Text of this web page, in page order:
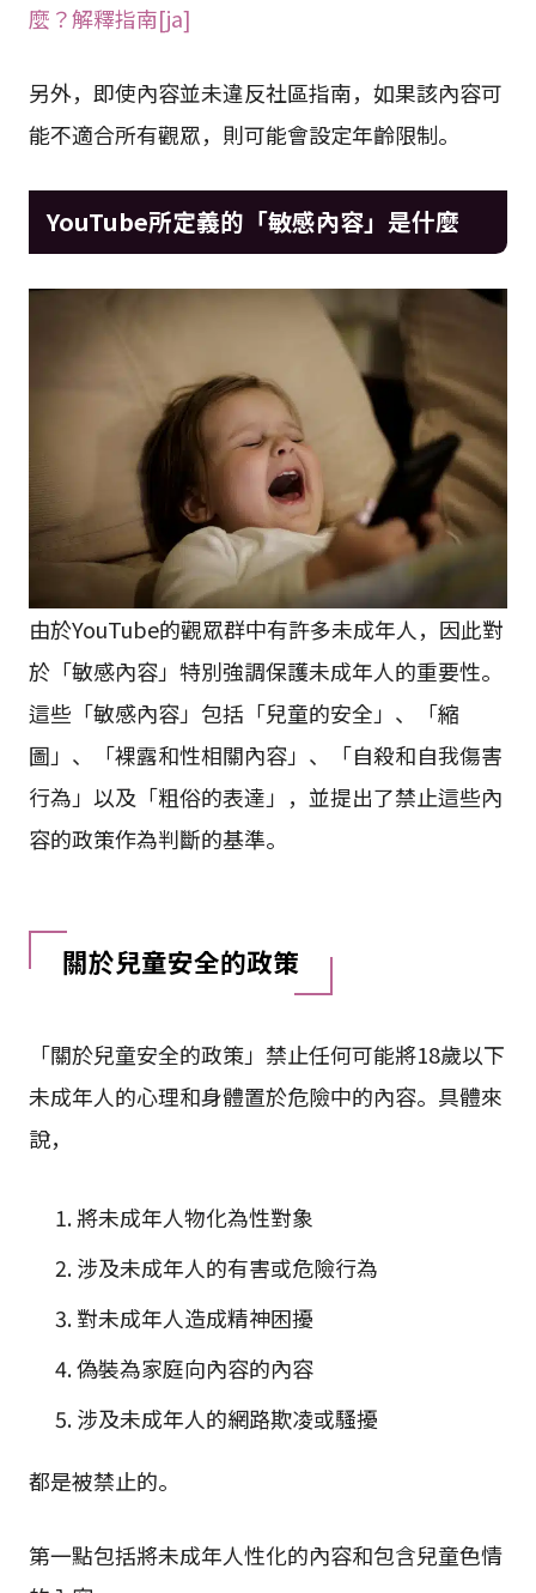
麼？解釋指南[ja]
另外，即使內容並未違反社區指南，如果該內容可
能不適合所有觀眾，則可能會設定年齡限制。
YouTube所定義的「敏感內容」是什麼
由於YouTube的觀眾群中有許多未成年人，因此對
於「敏感內容」特別強調保護未成年人的重要性。
這些「敏感內容」包括「兒童的安全」、「縮
圖」、「裸露和性相關內容」、「自殺和自我傷害
行為」以及「粗俗的表達」，並提出了禁止這些內
容的政策作為判斷的基準。
關於兒童安全的政策
「關於兒童安全的政策」禁止任何可能將18歲以下
未成年人的心理和身體置於危險中的內容。具體來
說，
將未成年人物化為性對象
涉及未成年人的有害或危險行為
對未成年人造成精神困擾
偽裝為家庭向內容的內容
涉及未成年人的網路欺凌或騷擾
都是被禁止的。
第一點包括將未成年人性化的內容和包含兒童色情